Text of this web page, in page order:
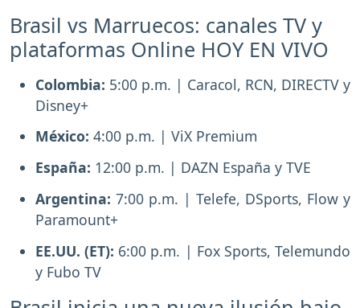
Brasil vs Marruecos: canales TV y
plataformas Online HOY EN VIVO
Colombia: 5:00 p.m. | Caracol, RCN, DIRECTV y
Disney+
México: 4:00 p.m. | ViX Premium
España: 12:00 p.m. | DAZN España y TVE
Argentina: 7:00 p.m. | Telefe, DSports, Flow y
Paramount+
EE.UU. (ET): 6:00 p.m. | Fox Sports, Telemundo
y Fubo TV